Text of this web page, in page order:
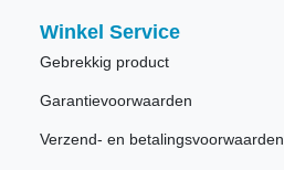
Winkel Service
Gebrekkig product
Garantievoorwaarden
Verzend- en betalingsvoorwaarden